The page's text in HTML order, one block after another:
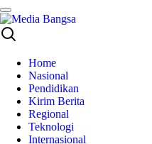
Media Bangsa
Portal Berita Nasional Terpercaya
Home
Nasional
Pendidikan
Kirim Berita
Regional
Teknologi
Internasional